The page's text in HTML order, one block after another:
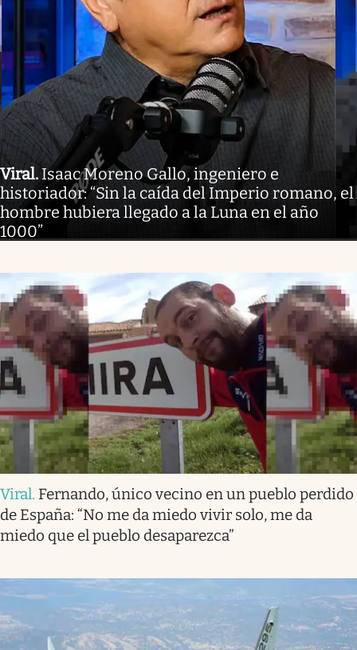
Viral. Isaac Moreno Gallo, ingeniero e
historiador: “Sin la caída del Imperio romano, el
hombre hubiera llegado a la Luna en el año
1000”
Viral. Fernando, único vecino en un pueblo perdido
de España: “No me da miedo vivir solo, me da
miedo que el pueblo desaparezca”